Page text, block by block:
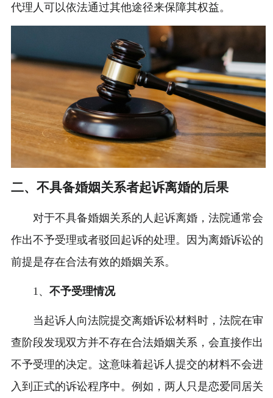
代理人可以依法通过其他途径来保障其权益。
二、不具备婚姻关系者起诉离婚的后果
对于不具备婚姻关系的人起诉离婚，法院通常会
作出不予受理或者驳回起诉的处理。因为离婚诉讼的
前提是存在合法有效的婚姻关系。
1、 不予受理情况
当起诉人向法院提交离婚诉讼材料时，法院在审
查阶段发现双方并不存在合法婚姻关系，会直接作出
不予受理的决定。这意味着起诉人提交的材料不会进
入到正式的诉讼程序中。例如，两人只是恋爱同居关